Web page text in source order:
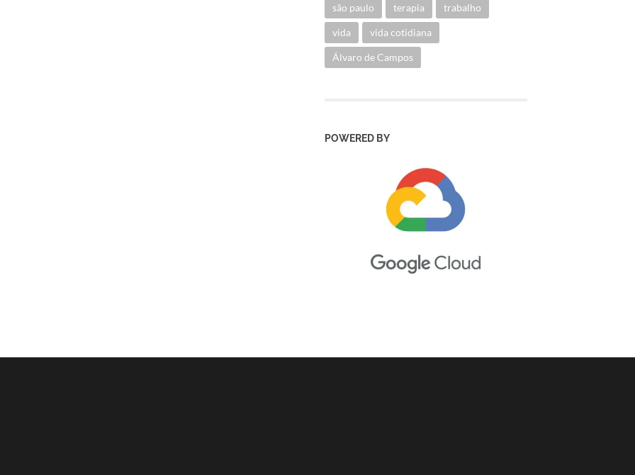
são paulo terapia trabalho
vida vida cotidiana
Álvaro de Campos
POWERED BY